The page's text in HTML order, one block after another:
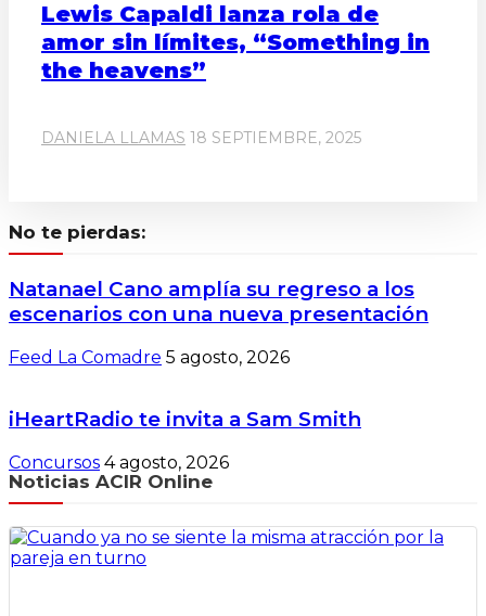
Lewis Capaldi lanza rola de
amor sin límites, “Something in
the heavens”
DANIELA LLAMAS 18 SEPTIEMBRE, 2025
No te pierdas:
Natanael Cano amplía su regreso a los
escenarios con una nueva presentación
Feed La Comadre 5 agosto, 2026
iHeartRadio te invita a Sam Smith
Concursos 4 agosto, 2026
Noticias ACIR Online